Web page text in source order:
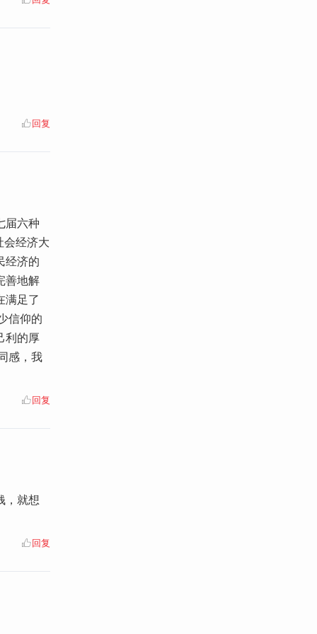
回复
届六种
会经济大
经济的
善地解
满足了
信仰的
利的厚
感，我
回复
，就想
回复